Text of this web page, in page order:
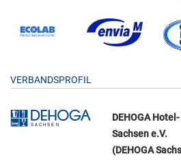
VERBANDSPROFIL
DEHOGA
Sachsen e.V.
(DEHOGA